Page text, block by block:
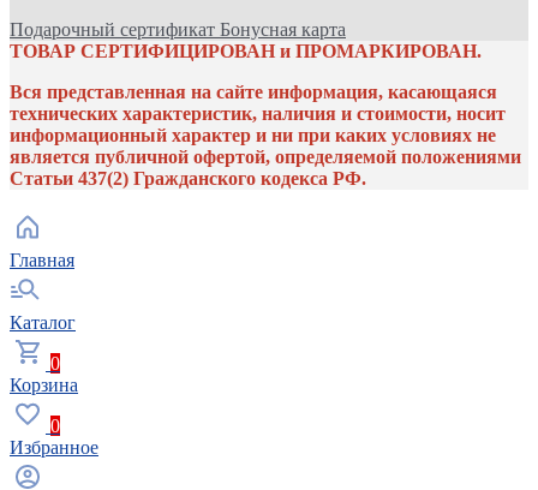
Подарочный сертификат Бонусная карта
ТОВАР СЕРТИФИЦИРОВАН и ПРОМАРКИРОВАН.
Вся представленная на сайте информация, касающаяся
технических характеристик, наличия и стоимости, носит
информационный характер и ни при каких условиях не
является публичной офертой, определяемой положениями
Статьи 437(2) Гражданского кодекса РФ.
Главная
Каталог
0
Корзина
0
Избранное